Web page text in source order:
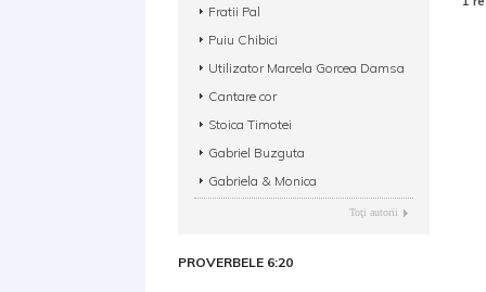
Fratii Pal
Puiu Chibici
Utilizator Marcela Gorcea Damsa
Cantare cor
Stoica Timotei
Gabriel Buzguta
Gabriela & Monica
Toţi autorii
PROVERBELE 6:20